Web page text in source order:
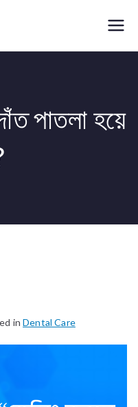
Dr. Maruf,
পাতলা হয়ে
inDental Care